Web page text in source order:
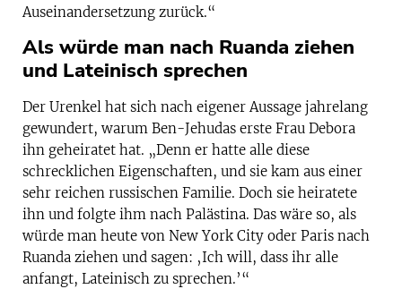
Auseinandersetzung zurück.“
Als würde man nach Ruanda ziehen
und Lateinisch sprechen
Der Urenkel hat sich nach eigener Aussage jahrelang
gewundert, warum Ben-Jehudas erste Frau Debora
ihn geheiratet hat. „Denn er hatte alle diese
schrecklichen Eigenschaften, und sie kam aus einer
sehr reichen russischen Familie. Doch sie heiratete
ihn und folgte ihm nach Palästina. Das wäre so, als
würde man heute von New York City oder Paris nach
Ruanda ziehen und sagen: ‚Ich will, dass ihr alle
anfangt, Lateinisch zu sprechen.’“